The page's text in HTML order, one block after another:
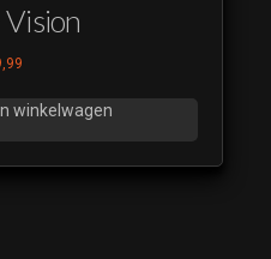
winkelwagen